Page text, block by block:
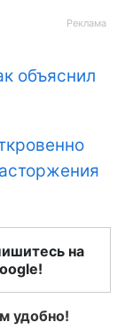
объяснил
на
удобно!